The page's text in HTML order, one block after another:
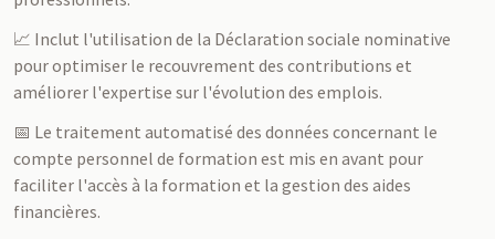
📈 Inclut l'utilisation de la Déclaration sociale nominative
pour optimiser le recouvrement des contributions et
améliorer l'expertise sur l'évolution des emplois.
📅 Le traitement automatisé des données concernant le
compte personnel de formation est mis en avant pour
faciliter l'accès à la formation et la gestion des aides
financières.